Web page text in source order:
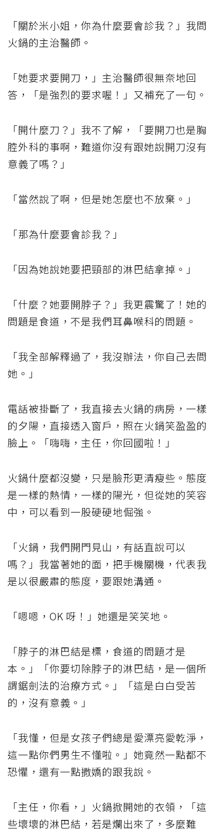
「關於米小姐，你為什麼要會診我？」我問
火鍋的主治醫師。
「她要求要開刀，」主治醫師很無奈地回
答，「是強烈的要求喔！」又補充了一句。
「開什麼刀？」我不了解，「要開刀也是胸
腔外科的事啊，難道你沒有跟她說開刀沒有
意義了嗎？」
「當然說了啊，但是她怎麼也不放棄。」
「那為什麼要會診我？」
「因為她說她要把頸部的淋巴結拿掉。」
「什麼？她要開脖子？」我更震驚了！她的
問題是食道，不是我們耳鼻喉科的問題。
「我全部解釋過了，我沒辦法，你自己去問
她。」
電話被掛斷了，我直接去火鍋的病房，一樣
的夕陽，直接透入窗戶，照在火鍋笑盈盈的
臉上。「嗨嗨，主任，你回國啦！」
火鍋什麼都沒變，只是臉形更清瘦些。態度
是一樣的熱情，一樣的陽光，但從她的笑容
中，可以看到一股硬硬地倔強。
「火鍋，我們開門見山，有話直說可以
嗎？」我當著她的面，把手機關機，代表我
是以很嚴肅的態度，要跟她溝通。
「嗯嗯，OK 呀！」她還是笑笑地。
「脖子的淋巴結是標，食道的問題才是
本。」「你要切除脖子的淋巴結，是一個所
謂鋸劍法的治療方式。」「這是白白受苦
的，沒有意義。」
「我懂，但是女孩子們總是愛漂亮愛乾淨，
這一點你們男生不懂啦。」她竟然一點都不
恐懼，還有一點撒嬌的跟我說。
「主任，你看，」火鍋掀開她的衣領，「這
些壞壞的淋巴結，若是爛出來了，多麼難